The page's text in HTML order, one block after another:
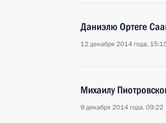
Даниэлю Ортеге
12 декабря 2014 года,
Михаилу
9 декабря 2014 года, 09:22